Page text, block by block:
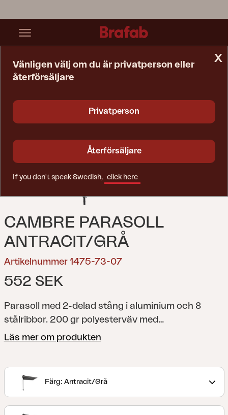
CAMBRE PARASOLL
ANTRACIT/GRÅ
Artikelnummer 1475-73-07
552 SEK
Parasoll med 2-delad stång i aluminium och 8
stålribbor. 200 gr polyesterväv med
ventilationslucka. Vevfunktion.
Läs mer om produkten
Färg: Antracit/Grå
x
Vänligen välj om du är privatperson eller
återförsäljare
Privatperson
Återförsäljare
If you don't speak Swedish, click here